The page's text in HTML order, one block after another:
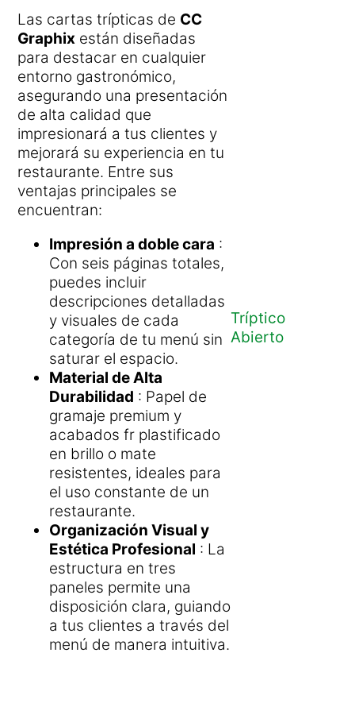
Las cartas trípticas de CC
Graphix están diseñadas
para destacar en cualquier
entorno gastronómico,
asegurando una presentación
de alta calidad que
impresionará a tus clientes y
mejorará su experiencia en tu
restaurante. Entre sus
ventajas principales se
encuentran:
Impresión a doble cara :
Con seis páginas totales,
puedes incluir
descripciones detalladas
y visuales de cada
categoría de tu menú sin
saturar el espacio.
Material de Alta
Durabilidad : Papel de
gramaje premium y
acabados fr plastificado
en brillo o mate
resistentes, ideales para
el uso constante de un
restaurante.
Organización Visual y
Estética Profesional : La
estructura en tres
paneles permite una
disposición clara, guiando
a tus clientes a través del
menú de manera intuitiva.
Tríptico
Abierto